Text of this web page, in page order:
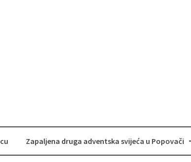
Zapaljena druga adventska svijeća u Popovači